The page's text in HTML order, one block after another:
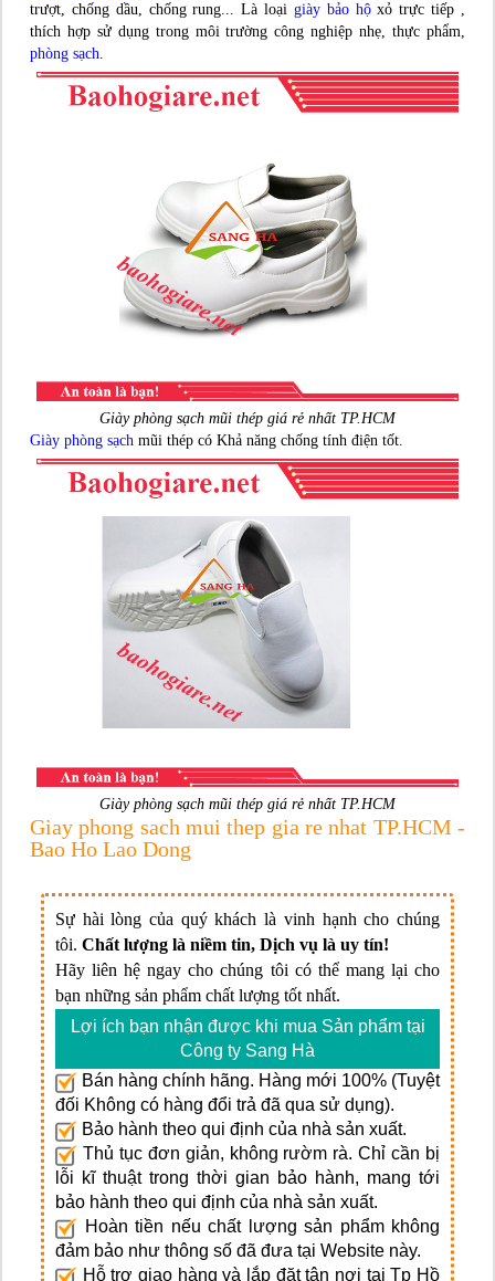
trượt, chống dầu, chống rung... Là loại giày bảo hộxỏ trực tiếp ,
thích hợp sử dụng trong môi trường công nghiệp nhẹ, thực phẩm,
phòng sạch.
Giày phòng sạch mũi thép giá rẻ nhất TP.HCM
Giày phòng sạch mũi thép có Khả năng chống tính điện tốt.
Giày phòng sạch mũi thép giá rẻ nhất TP.HCM
Giay phong sach mui thep gia re nhat TP.HCM -
Bao Ho Lao Dong
Sự hài lòng của quý khách là vinh hạnh cho chúng
tôi. Chất lượng là niềm tin, Dịch vụ là uy tín!
Hãy liên hệ ngay cho chúng tôi có thể mang lại cho
bạn những sản phẩm chất lượng tốt nhất.
Lợi ích bạn nhận được khi mua Sản phẩm tại
Công ty Sang Hà
Bán hàng chính hãng. Hàng mới 100% (Tuyệt
đối Không có hàng đổi trả đã qua sử dụng).
Bảo hành theo qui định của nhà sản xuất.
Thủ tục đơn giản, không rườm rà. Chỉ cần bị
lỗi kĩ thuật trong thời gian bảo hành, mang tới
bảo hành theo qui định của nhà sản xuất.
Hoàn tiền nếu chất lượng sản phẩm không
đảm bảo như thông số đã đưa tại Website này.
Hỗ trợ giao hàng và lắp đặt tận nơi tại Tp Hồ